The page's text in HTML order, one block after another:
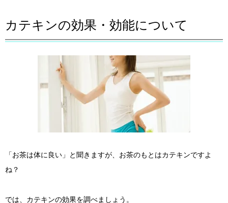
カテキンの効果・効能について
「お茶は体に良い」と聞きますが、お茶のもとはカテキンですよ
ね？
では、カテキンの効果を調べましょう。